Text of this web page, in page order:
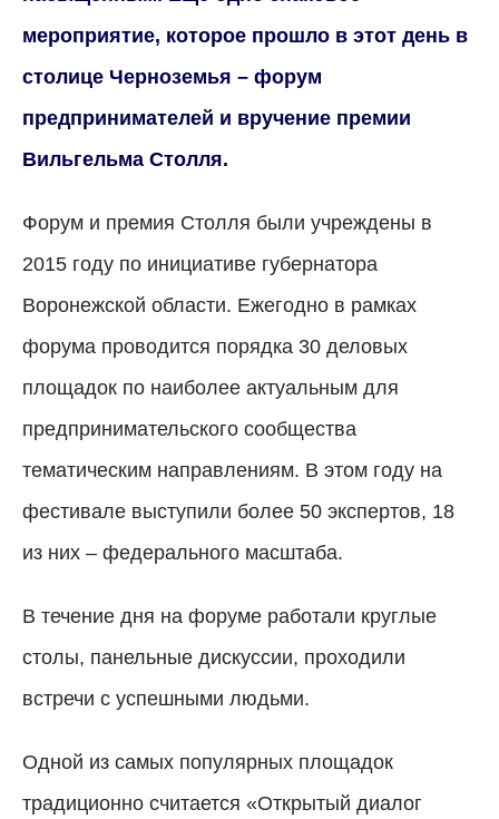
мероприятие, которое прошло в этот день в
столице Черноземья – форум
предпринимателей и вручение премии
Вильгельма Столля.
Форум и премия Столля были учреждены в
2015 году по инициативе губернатора
Воронежской области. Ежегодно в рамках
форума проводится порядка 30 деловых
площадок по наиболее актуальным для
предпринимательского сообщества
тематическим направлениям. В этом году на
фестивале выступили более 50 экспертов, 18
из них – федерального масштаба.
В течение дня на форуме работали круглые
столы, панельные дискуссии, проходили
встречи с успешными людьми.
Одной из самых популярных площадок
традиционно считается «Открытый диалог